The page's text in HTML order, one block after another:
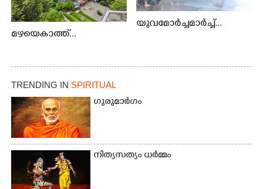
മഴയെകാത്ത്...
യുവമോർച്ചമാർച്ച്...
TRENDING IN SPIRITUAL
ഗുരുമാർഗം
നിത്യസത്യം ധർമ്മം